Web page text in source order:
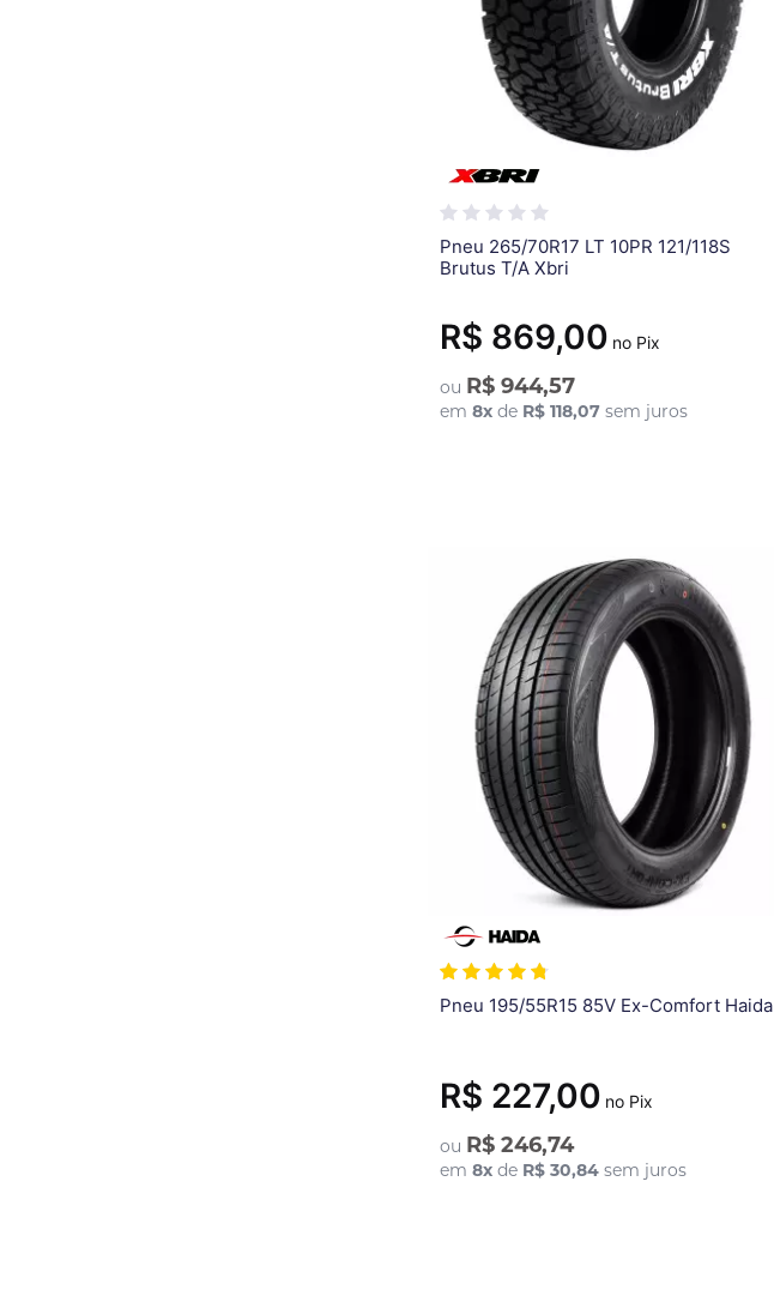
Pneu 265/70R17 LT 10PR 121/118S
Brutus T/A Xbri
ou R$ 944,57
em 8xde R$ 118,07sem juros
R$ 869,00 no Pix
Pneu 195/55R15 85V Ex-Comfort Haida
ou R$ 246,74
em 8xde R$ 30,84sem juros
R$ 227,00 no Pix